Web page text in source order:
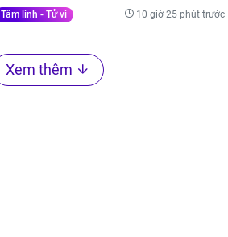
Tâm linh - Tử vi 10 giờ 25 phút trước
Xem thêm